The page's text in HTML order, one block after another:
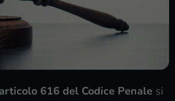
616 del Codice Penale si